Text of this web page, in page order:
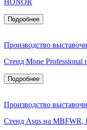
HONOR
Подробнее
Производство
Стенд Mone
Подробнее
Производство
Стенд Asus на